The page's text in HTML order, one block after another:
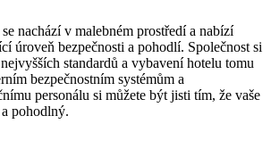
nachází v malebném prostředí a nabízí⁣
úroveň bezpečnosti ⁣a pohodlí. Společnost si
standardů a‍ vybavení hotelu ‌tomu
bezpečnostním systémům a
personálu si můžete být⁢ jisti tím, že vaše
⁤pohodlný.